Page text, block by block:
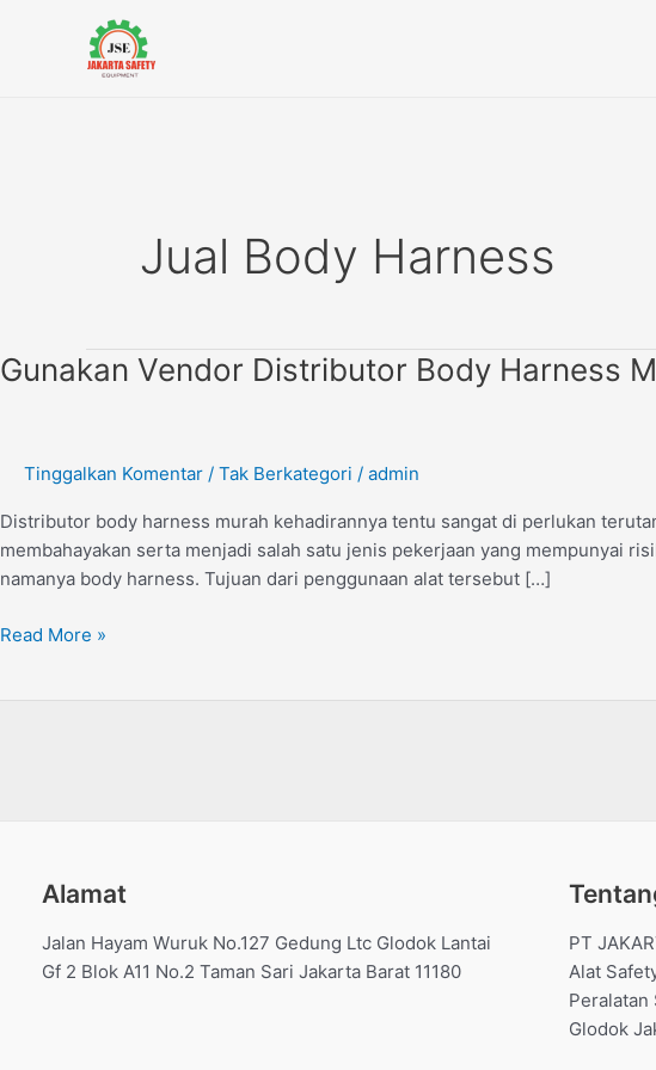
Jual Body Harness
Gunakan Vendor Distributor Body Harness
Tinggalkan Komentar / Tak Berkategori / admin
Distributor body harness murah kehadirannya tentu sangat di perlukan
membahayakan serta menjadi salah satu jenis pekerjaan yang mempunyai
namanya body harness. Tujuan dari penggunaan alat tersebut […]
Gunakan
Harness
agar
Keselamatan
Terjaga
Read More »
Alamat
Jalan Hayam Wuruk No.127 Gedung Ltc Glodok Lantai
Gf 2 Blok A11 No.2 Taman Sari Jakarta Barat 11180
PT
Alat
Peralatan
Glodok